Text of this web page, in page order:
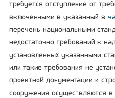
требуется отступление от
включенными в указанный в
перечень национальными
недостаточно требований к
установленных указанными
или такие требования не
проектной документации и
сооружения осуществляются в